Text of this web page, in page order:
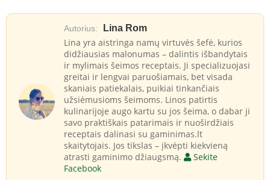
Autorius: Lina Rom
Lina yra aistringa namų virtuvės šefė, kurios
didžiausias malonumas – dalintis išbandytais
ir mylimais šeimos receptais. Ji specializuojasi
greitai ir lengvai paruošiamais, bet visada
skaniais patiekalais, puikiai tinkančiais
užsiėmusioms šeimoms. Linos patirtis
kulinarijoje augo kartu su jos šeima, o dabar ji
savo praktiškais patarimais ir nuoširdžiais
receptais dalinasi su gaminimas.lt
skaitytojais. Jos tikslas – įkvėpti kiekvieną
atrasti gaminimo džiaugsmą.
Sekite
Facebook